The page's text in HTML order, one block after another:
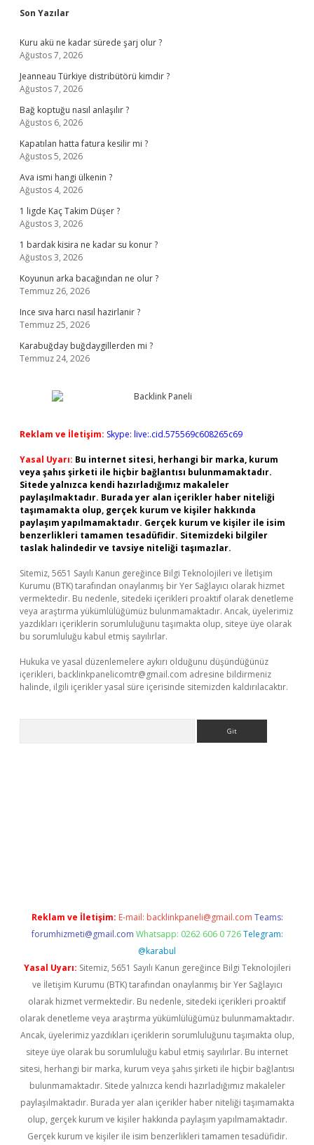
Sidebar
Son Yazılar
Kuru akü ne kadar sürede şarj olur ?
Ağustos 7, 2026
Jeanneau Türkiye distribütörü kimdir ?
Ağustos 7, 2026
Bağ koptuğu nasıl anlaşılır ?
Ağustos 6, 2026
Kapatılan hatta fatura kesilir mi ?
Ağustos 5, 2026
Ava ismi hangi ülkenin ?
Ağustos 4, 2026
1 ligde Kaç Takim Düşer ?
Ağustos 3, 2026
1 bardak kisira ne kadar su konur ?
Ağustos 3, 2026
Koyunun arka bacağından ne olur ?
Temmuz 26, 2026
Ince sıva harcı nasıl hazirlanir ?
Temmuz 25, 2026
Karabuğday buğdaygillerden mi ?
Temmuz 24, 2026
Reklam ve İletişim: Skype: live:.cid.575569c608265c69
Yasal Uyarı: Bu internet sitesi, herhangi bir marka, kurum
veya şahıs şirketi ile hiçbir bağlantısı bulunmamaktadır.
Sitede yalnızca kendi hazırladığımız makaleler
paylaşılmaktadır. Burada yer alan içerikler haber niteliği
taşımamakta olup, gerçek kurum ve kişiler hakkında
paylaşım yapılmamaktadır. Gerçek kurum ve kişiler ile isim
benzerlikleri tamamen tesadüfidir. Sitemizdeki bilgiler
taslak halindedir ve tavsiye niteliği taşımazlar.
Sitemiz, 5651 Sayılı Kanun gereğince Bilgi Teknolojileri ve İletişim
Kurumu (BTK) tarafından onaylanmış bir Yer Sağlayıcı olarak hizmet
vermektedir. Bu nedenle, sitedeki içerikleri proaktif olarak denetleme
veya araştırma yükümlülüğümüz bulunmamaktadır. Ancak, üyelerimiz
yazdıkları içeriklerin sorumluluğunu taşımakta olup, siteye üye olarak
bu sorumluluğu kabul etmiş sayılırlar.
Hukuka ve yasal düzenlemelere aykırı olduğunu düşündüğünüz
içerikleri, backlinkpanelicomtr@gmail.com adresine bildirmeniz
halinde, ilgili içerikler yasal süre içerisinde sitemizden kaldırılacaktır.
Reklam ve İletişim: E-mail: backlinkpaneli@gmail.com Teams:
forumhizmeti@gmail.com Whatsapp: 0262 606 0 726 Telegram:
@karabul
Yasal Uyarı: Sitemiz, 5651 Sayılı Kanun gereğince Bilgi Teknolojileri
ve İletişim Kurumu (BTK) tarafından onaylanmış bir Yer Sağlayıcı
olarak hizmet vermektedir. Bu nedenle, sitedeki içerikleri proaktif
olarak denetleme veya araştırma yükümlülüğümüz bulunmamaktadır.
Ancak, üyelerimiz yazdıkları içeriklerin sorumluluğunu taşımakta olup,
siteye üye olarak bu sorumluluğu kabul etmiş sayılırlar. Bu internet
sitesi, herhangi bir marka, kurum veya şahıs şirketi ile hiçbir bağlantısı
bulunmamaktadır. Sitede yalnızca kendi hazırladığımız makaleler
paylaşılmaktadır. Burada yer alan içerikler haber niteliği taşımamakta
olup, gerçek kurum ve kişiler hakkında paylaşım yapılmamaktadır.
Gerçek kurum ve kişiler ile isim benzerlikleri tamamen tesadüfidir.